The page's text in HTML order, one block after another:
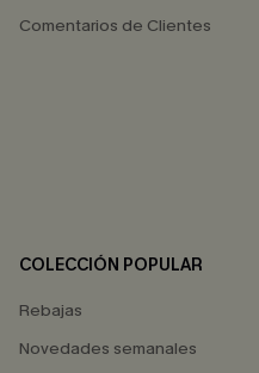
Comentarios de Clientes
COLECCIÓN POPULAR
Rebajas
Novedades semanales